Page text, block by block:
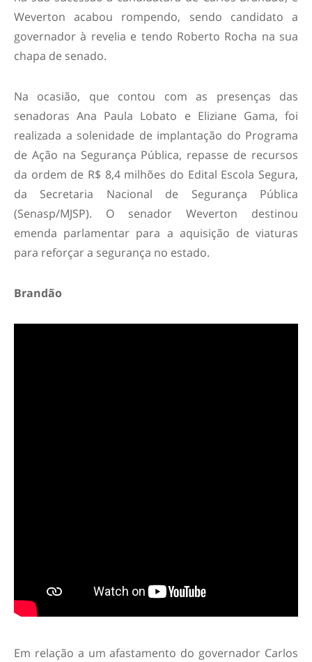
Weverton acabou rompendo, sendo candidato a
governador à revelia e tendo Roberto Rocha na sua
chapa de senado.
Na ocasião, que contou com as presenças das
senadoras Ana Paula Lobato e Eliziane Gama, foi
realizada a solenidade de implantação do Programa
de Ação na Segurança Pública, repasse de recursos
da ordem de R$ 8,4 milhões do Edital Escola Segura,
da Secretaria Nacional de Segurança Pública
(Senasp/MJSP). O senador Weverton destinou
emenda parlamentar para a aquisição de viaturas
para reforçar a segurança no estado.
Brandão
Em relação a um afastamento do governador Carlos